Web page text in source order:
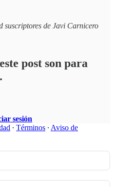
suscriptores de Javi Carnicero
post son para
sesión
∙ Términos ∙ Aviso de